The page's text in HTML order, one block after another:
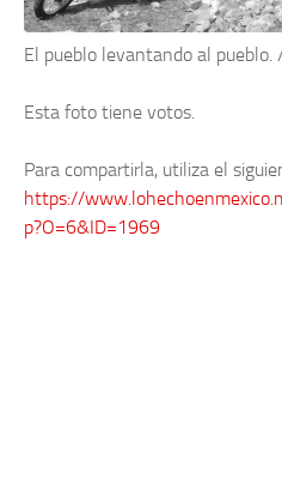
El pueblo levantando al
Esta foto tiene votos.
Para compartirla, utiliza el
https://
p?O=6&ID=1969